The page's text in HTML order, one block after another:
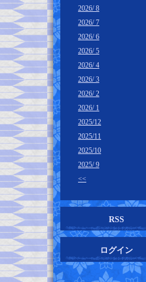
2026/ 8
2026/ 7
2026/ 6
2026/ 5
2026/ 4
2026/ 3
2026/ 2
2026/ 1
2025/12
2025/11
2025/10
2025/ 9
<<
RSS
ログイン